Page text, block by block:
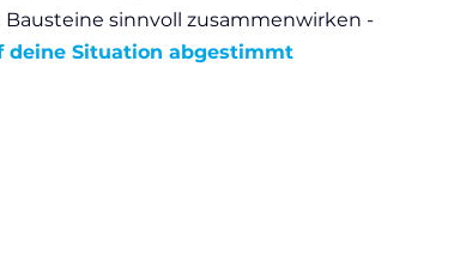
sinnvoll zusammenwirken -
deine Situation abgestimmt